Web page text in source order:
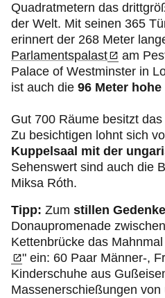
Quadratmetern das
der Welt. Mit seinen 365
erinnert der 268 Meter
Parlamentspalast
am
Palace of Westminster in
ist auch die 96 Meter hohe
Gut 700 Räume besitzt
Zu besichtigen lohnt sich
Kuppelsaal mit der
Sehenswert sind auch die
Miksa Róth.
Tipp: Zum stillen
Donaupromenade
Kettenbrücke das Mahnmal
" ein: 60 Paar Männer-,
Kinderschuhe aus
Massenerschießungen